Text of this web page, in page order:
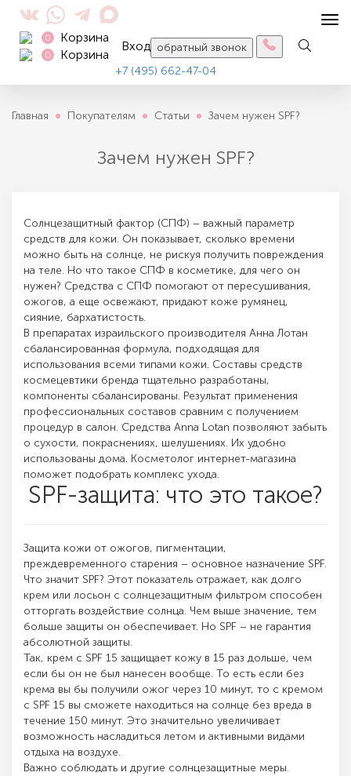
0 Корзина
0 Корзина
Вход обратный звонок
+7 (495) 662-47-04
Главная Покупателям Статьи Зачем нужен SPF?
Зачем нужен SPF?
Солнцезащитный фактор (СПФ) – важный параметр
средств для кожи. Он показывает, сколько времени
можно быть на солнце, не рискуя получить повреждения
на теле. Но что такое СПФ в косметике, для чего он
нужен? Средства с СПФ помогают от пересушивания,
ожогов, а еще освежают, придают коже румянец,
сияние, бархатистость.
В препаратах израильского производителя Анна Лотан
сбалансированная формула, подходящая для
использования всеми типами кожи. Составы средств
космецевтики бренда тщательно разработаны,
компоненты сбалансированы. Результат применения
профессиональных составов сравним с получением
процедур в салон. Средства Anna Lotan позволяют забыть
о сухости, покраснениях, шелушениях. Их удобно
использованы дома. Косметолог интернет-магазина
поможет подобрать комплекс ухода.
SPF-защита: что это такое?
Защита кожи от ожогов, пигментации,
преждевременного старения – основное назначение SPF.
Что значит SPF? Этот показатель отражает, как долго
крем или лосьон с солнцезащитным фильтром способен
отторгать воздействие солнца. Чем выше значение, тем
больше защиты он обеспечивает. Но SPF – не гарантия
абсолютной защиты.
Так, крем с SPF 15 защищает кожу в 15 раз дольше, чем
если бы он не был нанесен вообще. То есть если без
крема вы бы получили ожог через 10 минут, то с кремом
с SPF 15 вы сможете находиться на солнце без вреда в
течение 150 минут. Это значительно увеличивает
возможность насладиться летом и активными видами
отдыха на воздухе.
Важно соблюдать и другие солнцезащитные меры.